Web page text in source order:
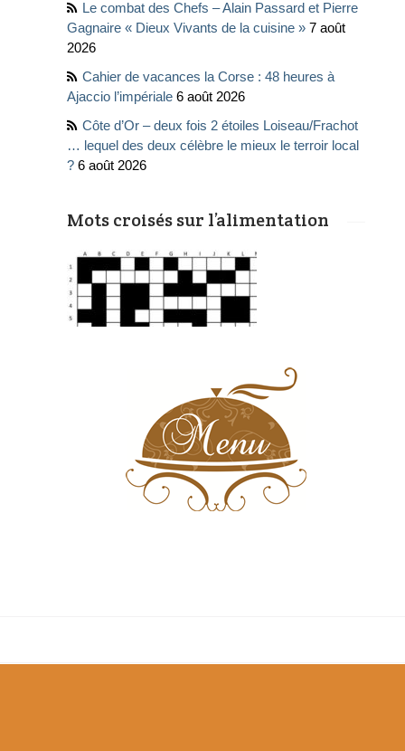
Le combat des Chefs – Alain Passard et Pierre
Gagnaire « Dieux Vivants de la cuisine » 7 août
2026
Cahier de vacances la Corse : 48 heures à
Ajaccio l’impériale 6 août 2026
Côte d’Or – deux fois 2 étoiles Loiseau/Frachot
… lequel des deux célèbre le mieux le terroir local
? 6 août 2026
Mots croisés sur l’alimentation